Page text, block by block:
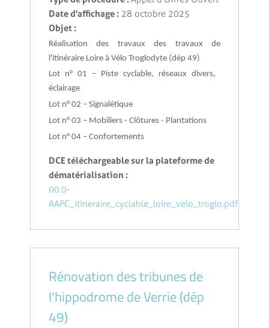
Date d'affichage : 28 octobre 2025
Objet :
Réalisation des travaux des travaux de
l'itinéraire Loire à Vélo Troglodyte (dép 49)
Lot n° 01 – Piste cyclable, réseaux divers,
éclairage
Lot n° 02 – Signalétique
Lot n° 03 – Mobiliers - Clôtures - Plantations
Lot n° 04 – Confortements
DCE téléchargeable sur la plateforme de
dématérialisation :
00.0-
AAPC_itineraire_cyclable_loire_velo_troglo.pdf
Rénovation des tribunes de
l'hippodrome de Verrie (dép
49)